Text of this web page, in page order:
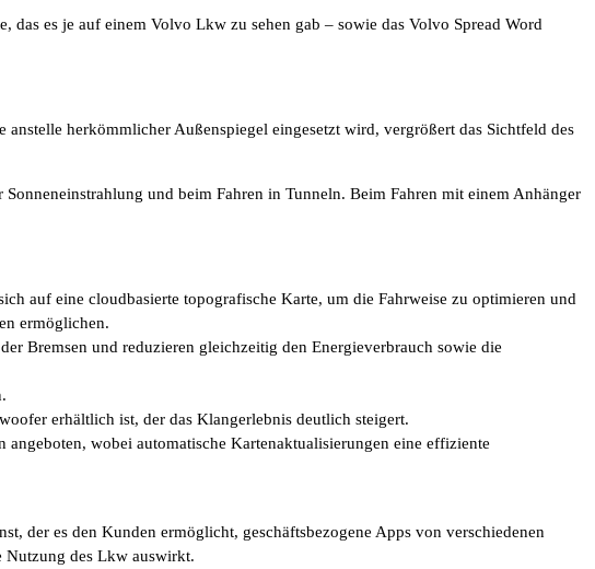
es je auf einem Volvo Lkw zu sehen gab – sowie das Volvo Spread Word
herkömmlicher Außenspiegel eingesetzt wird, vergrößert das Sichtfeld des
und beim Fahren in Tunneln. Beim Fahren mit einem Anhänger
auf eine cloudbasierte topografische Karte, um die Fahrweise zu optimieren und
ermöglichen.
Bremsen und reduzieren gleichzeitig den Energieverbrauch sowie die
erhältlich ist, der das Klangerlebnis deutlich steigert.
wobei automatische Kartenaktualisierungen eine effiziente
der es den Kunden ermöglicht, geschäftsbezogene Apps von verschiedenen
Nutzung des Lkw auswirkt.